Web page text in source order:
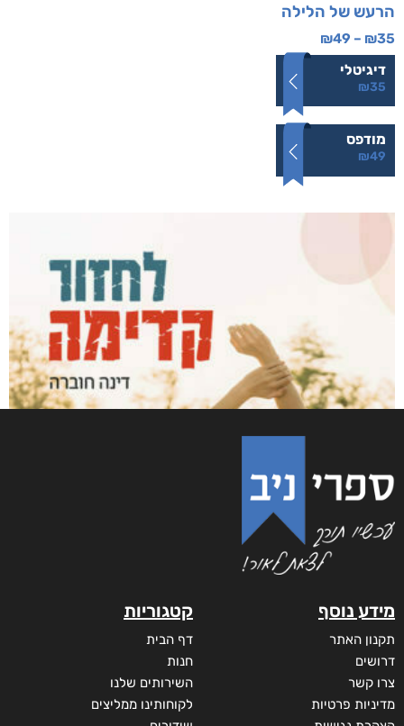
הרעש של הלילה
₪35
–
₪49
דיגיטלי
₪35
מודפס
₪49
מידע נוסף
תקנון האתר
דרושים
צרו קשר
מדיניות פרטיות
קטגוריות
דף הבית
חנות
השירותים שלנו
לקוחותינו ממליצים